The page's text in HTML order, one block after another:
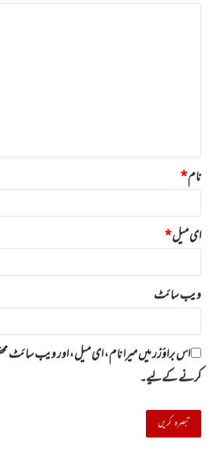
نام*
ای میل*
ویب‌ سائٹ
اس براؤزر میں میرا نام، ای میل، اور ویب سائٹ
کرنے کےلیے۔